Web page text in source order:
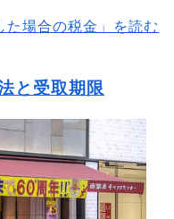
た場合の税金」を読む
と受取期限